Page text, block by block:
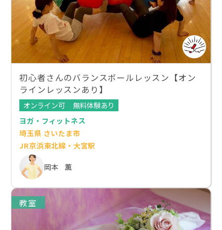
初心者さんのバランスボールレッスン【オン
ラインレッスンあり】
オンライン可
無料体験あり
ヨガ・フィットネス
埼玉県 さいたま市
JR京浜東北線・大宮駅
岡本 薫
教室